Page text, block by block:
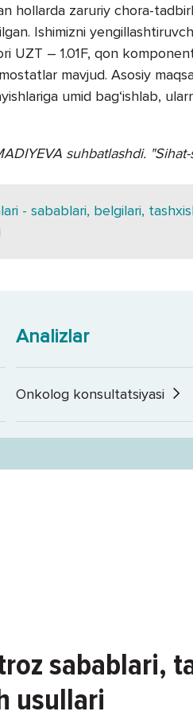
hollarda zaruriy chora-
Ishimizni
UZT – 1.01F, qon
mavjud. Asosiy
umid bag‘ishlab,
suhbatlashdi.
- sabablari, belgilari,
Analizlar
Onkolog konsultatsiyasi
sabablari,
usullari